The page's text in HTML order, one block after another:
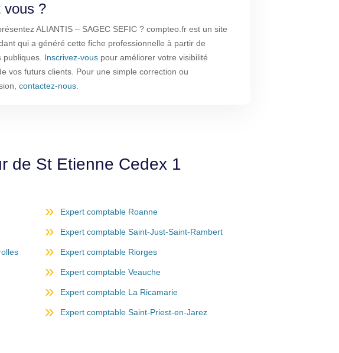
vous ?
ALIANTIS – SAGEC SEFIC ? compteo.fr est un site
qui a généré cette fiche professionnelle à partir de
publiques. Inscrivez-vous pour améliorer votre visibilité
vos futurs clients. Pour une simple correction ou
contactez-nous
de St Etienne Cedex 1
Expert comptable Roanne
Expert comptable Saint-Just-Saint-Rambert
Expert comptable Riorges
Expert comptable Veauche
Expert comptable La Ricamarie
Expert comptable Saint-Priest-en-Jarez